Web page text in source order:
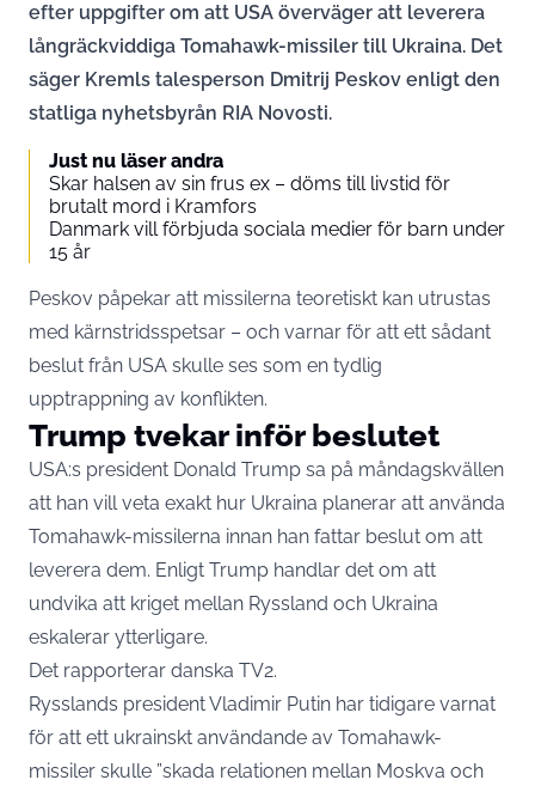
efter uppgifter om att USA överväger att leverera
långräckviddiga Tomahawk-missiler till Ukraina. Det
säger Kremls talesperson Dmitrij Peskov enligt den
statliga nyhetsbyrån RIA Novosti.
Just nu läser andra
Skar halsen av sin frus ex – döms till livstid för
brutalt mord i Kramfors
Danmark vill förbjuda sociala medier för barn under
15 år
Peskov påpekar att missilerna teoretiskt kan utrustas
med kärnstridsspetsar – och varnar för att ett sådant
beslut från USA skulle ses som en tydlig
upptrappning av konflikten.
Trump tvekar inför beslutet
USA:s president Donald Trump sa på måndagskvällen
att han vill veta exakt hur Ukraina planerar att använda
Tomahawk-missilerna innan han fattar beslut om att
leverera dem. Enligt Trump handlar det om att
undvika att kriget mellan Ryssland och Ukraina
eskalerar ytterligare.
Det rapporterar danska TV2.
Rysslands president Vladimir Putin har tidigare varnat
för att ett ukrainskt användande av Tomahawk-
missiler skulle ”skada relationen mellan Moskva och